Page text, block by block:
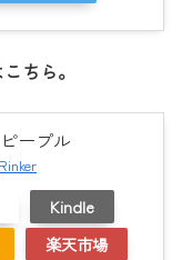
ちら。
ープル
Rinker
Kindle
楽天市場